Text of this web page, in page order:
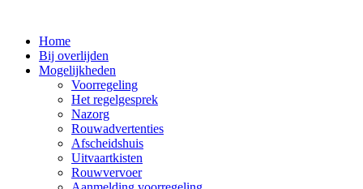
inhoud
Home
Bij overlijden
Mogelijkheden
Voorregeling
Het regelgesprek
Nazorg
Rouwadvertenties
Afscheidshuis
Uitvaartkisten
Rouwvervoer